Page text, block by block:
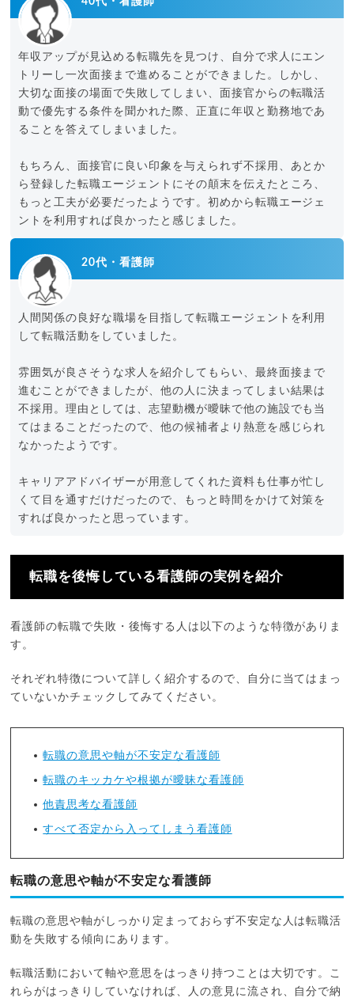
年収アップが見込める転職先を見つけ、自分で求人にエン
トリーし一次面接まで進めることができました。しかし、
大切な面接の場面で失敗してしまい、面接官からの転職活
動で優先する条件を聞かれた際、正直に年収と勤務地であ
ることを答えてしまいました。
もちろん、面接官に良い印象を与えられず不採用、あとか
ら登録した転職エージェントにその顛末を伝えたところ、
もっと工夫が必要だったようです。初めから転職エージェ
ントを利用すれば良かったと感じました。
20代・看護師
人間関係の良好な職場を目指して転職エージェントを利用
して転職活動をしていました。
雰囲気が良さそうな求人を紹介してもらい、最終面接まで
進むことができましたが、他の人に決まってしまい結果は
不採用。理由としては、志望動機が曖昧で他の施設でも当
てはまることだったので、他の候補者より熱意を感じられ
なかったようです。
キャリアアドバイザーが用意してくれた資料も仕事が忙し
くて目を通すだけだったので、もっと時間をかけて対策を
すれば良かったと思っています。
転職を後悔している看護師の実例を紹介
看護師の転職で失敗・後悔する人は以下のような特徴がありま
す。
それぞれ特徴について詳しく紹介するので、自分に当てはまっ
ていないかチェックしてみてください。
転職の意思や軸が不安定な看護師
転職のキッカケや根拠が曖昧な看護師
他責思考な看護師
すべて否定から入ってしまう看護師
転職の意思や軸が不安定な看護師
転職の意思や軸がしっかり定まっておらず不安定な人は転職活
動を失敗する傾向にあります。
転職活動において軸や意思をはっきり持つことは大切です。こ
れらがはっきりしていなければ、人の意見に流され、自分で納